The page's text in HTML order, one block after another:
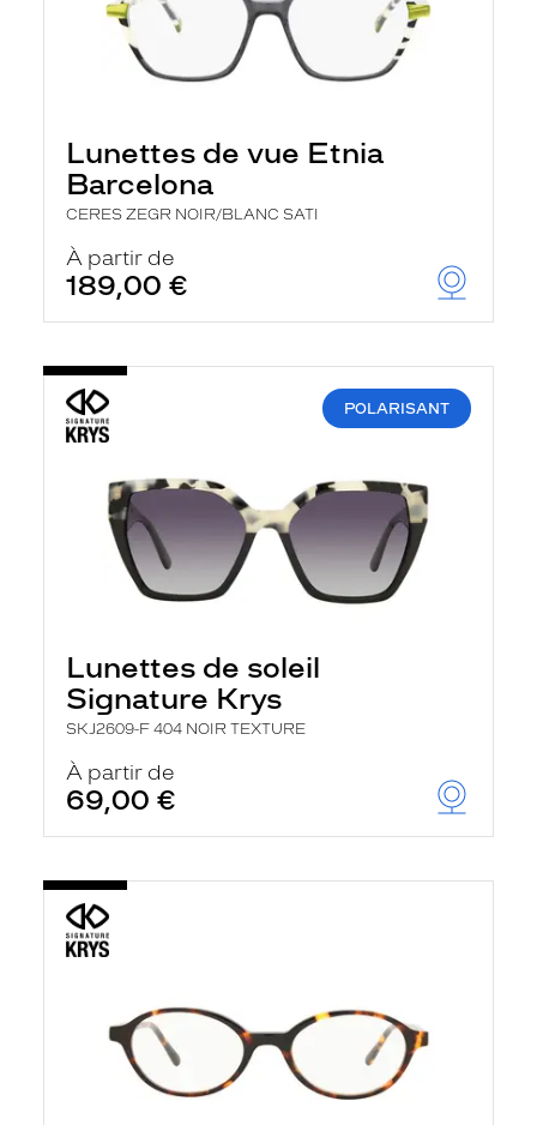
Lunettes de vue Etnia
Barcelona
CERES ZEGR NOIR/BLANC SATI
À partir de
189,00 €
POLARISANT
Lunettes de soleil
Signature Krys
SKJ2609-F 404 NOIR TEXTURE
À partir de
69,00 €